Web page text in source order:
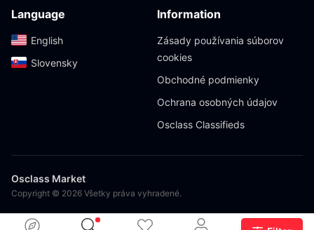
Language
English‎
Slovensky‎
Information
Zásady používania súborov
cookies
Obchodné podmienky
Ochrana osobných údajov
Osclass Classifieds
Osclass Market
Copyright © 2026 Všetky práva vyhradené.